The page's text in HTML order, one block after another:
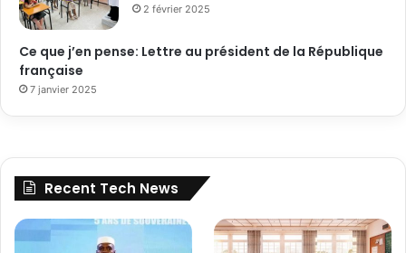
2 février 2025
Ce que j’en pense: Lettre au président de la République
française
7 janvier 2025
Recent Tech News